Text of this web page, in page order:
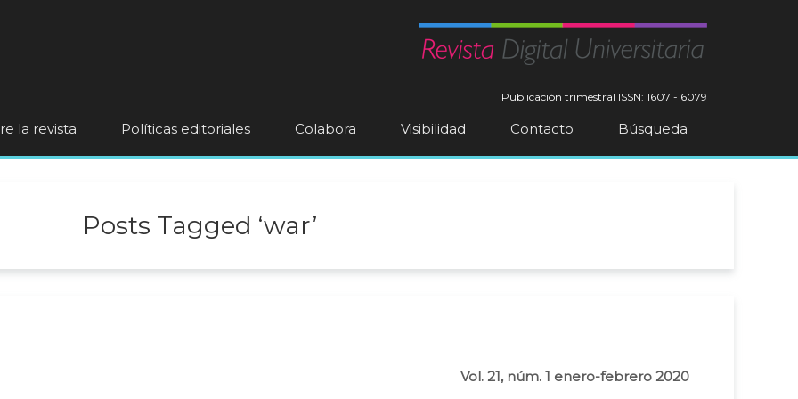
Publicación trimestral ISSN: 1607 - 6079
la revista Políticas editoriales Colabora Visibilidad Contacto Búsqueda
Posts Tagged ‘war’
Vol. 21, núm. 1 enero-febrero 2020